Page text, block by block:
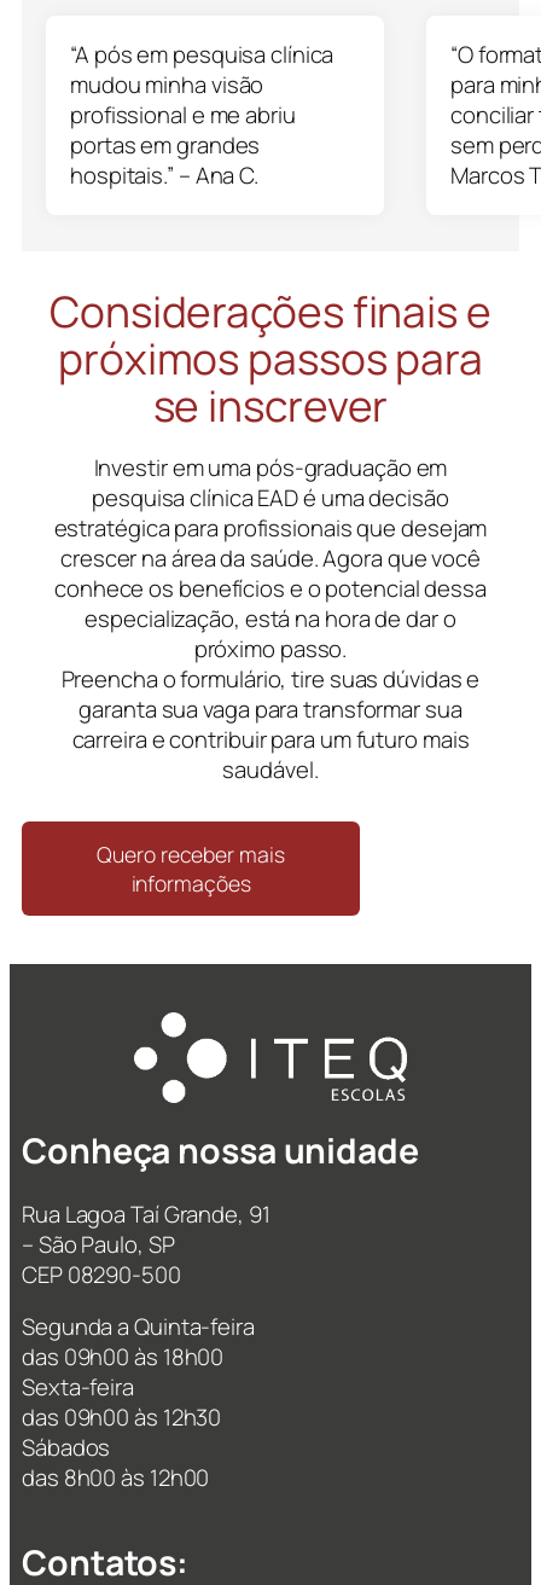
“A pós em pesquisa clínica
mudou minha visão
profissional e me abriu
portas em grandes
hospitais.” – Ana C.
“O
para
sem
Marcos
Considerações finais e
próximos passos para
se inscrever
Investir em uma pós-graduação em
pesquisa clínica EAD é uma decisão
estratégica para profissionais que desejam
crescer na área da saúde. Agora que você
conhece os benefícios e o potencial dessa
especialização, está na hora de dar o
próximo passo.
Preencha o formulário, tire suas dúvidas e
garanta sua vaga para transformar sua
carreira e contribuir para um futuro mais
saudável.
Quero receber mais
informações
Conheça nossa unidade
Rua Lagoa Taí Grande, 91
– São Paulo, SP
CEP 08290-500
Segunda a Quinta-feira
das 09h00 às 18h00
Sexta-feira
das 09h00 às 12h30
Sábados
das 8h00 às 12h00
Contatos: